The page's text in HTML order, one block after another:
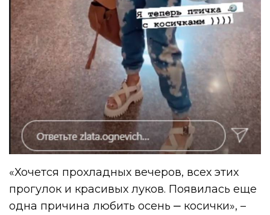
«Хочется прохладных вечеров, всех этих
прогулок и красивых луков. Появилась еще
одна причина любить осень ‒ косички», –